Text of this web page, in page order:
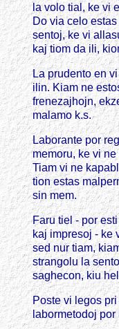
la volo tial, ke vi
Do via celo
sentoj, ke vi
kaj tiom da ili,
La prudento en
ilin. Kiam ne
frenezajhojn,
malamo k.s.
Laborante por
memoru, ke vi
Tiam vi ne
tion estas
sin mem.
Faru tiel - por
kaj impresoj - ke
sed nur tiam,
strangolu la
saghecon, kiu
Poste vi legos
labormetodoj